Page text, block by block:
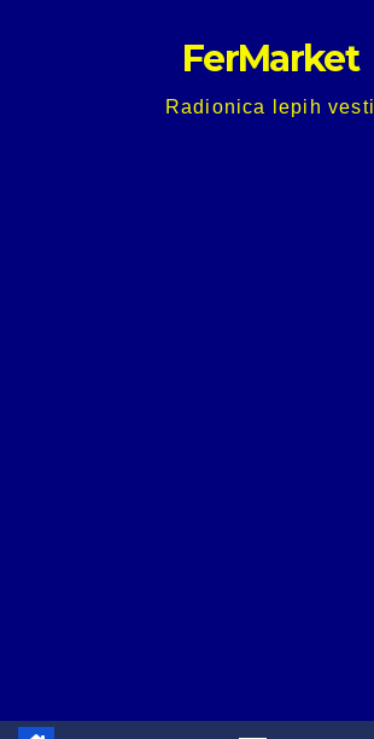
FerMarket
Radionica lepih vesti